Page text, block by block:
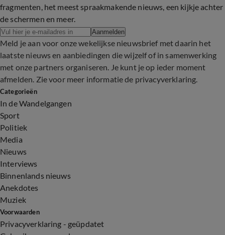
fragmenten, het meest spraakmakende nieuws, een kijkje achter
de schermen en meer.
Aanmelden
Meld je aan voor onze wekelijkse nieuwsbrief met daarin het
laatste nieuws en aanbiedingen die wijzelf of in samenwerking
met onze partners organiseren. Je kunt je op ieder moment
afmelden. Zie voor meer informatie de privacyverklaring.
Categorieën
In de Wandelgangen
Sport
Politiek
Media
Nieuws
Interviews
Binnenlands nieuws
Anekdotes
Muziek
Voorwaarden
Privacyverklaring - geüpdatet